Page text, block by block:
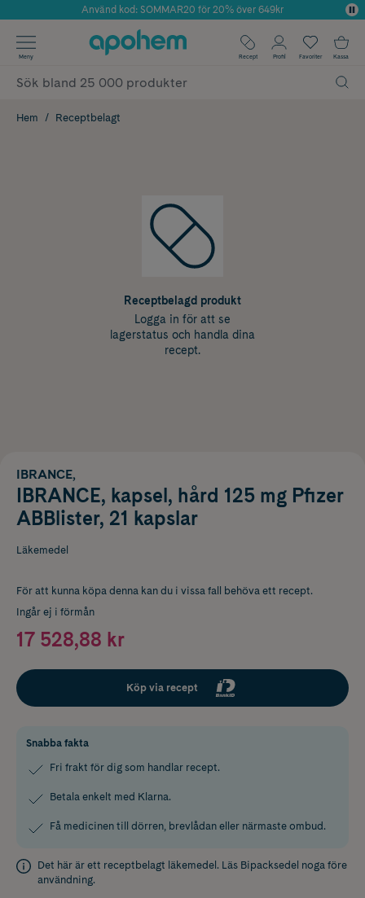
Årets Butik 2025 inom Skönhet
Använd kod: SOMMAR20 för 20% över 649kr
✓ Fri frakt
✓ Poäng på alla köp*
Meny Recept Profil Favoriter Kassa
Hem Receptbelagt
Receptbelagd produkt
Logga in för att se
lagerstatus och handla dina
recept.
IBRANCE,
IBRANCE, kapsel, hård 125 mg Pfizer
ABBlister, 21 kapslar
Läkemedel
För att kunna köpa denna kan du i vissa fall behöva ett recept.
Ingår ej i förmån
17 528,88 kr
Köp via recept
Snabba fakta
Fri frakt för dig som handlar recept.
Betala enkelt med Klarna.
Få medicinen till dörren, brevlådan eller närmaste ombud.
Det här är ett receptbelagt läkemedel. Läs Bipacksedel noga före
användning.